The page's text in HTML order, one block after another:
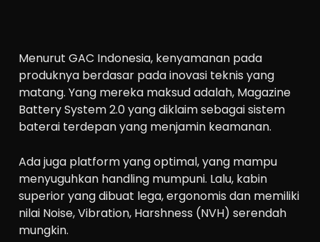
Menurut GAC Indonesia, kenyamanan pada
produknya berdasar pada inovasi teknis yang
matang. Yang mereka maksud adalah, Magazine
Battery System 2.0 yang diklaim sebagai sistem
baterai terdepan yang menjamin keamanan.
Ada juga platform yang optimal, yang mampu
menyuguhkan handling mumpuni. Lalu, kabin
superior yang dibuat lega, ergonomis dan memiliki
nilai Noise, Vibration, Harshness (NVH) serendah
mungkin.